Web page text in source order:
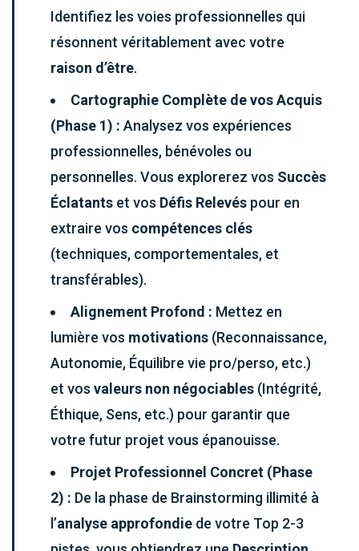
Identifiez les voies professionnelles qui
résonnent véritablement avec votre
raison d’être.
Cartographie Complète de vos Acquis
(Phase 1) : Analysez vos expériences
professionnelles, bénévoles ou
personnelles. Vous explorerez vos Succès
Éclatants et vos Défis Relevés pour en
extraire vos compétences clés
(techniques, comportementales, et
transférables).
Alignement Profond : Mettez en
lumière vos motivations (Reconnaissance,
Autonomie, Équilibre vie pro/perso, etc.)
et vos valeurs non négociables (Intégrité,
Éthique, Sens, etc.) pour garantir que
votre futur projet vous épanouisse.
Projet Professionnel Concret (Phase
2) : De la phase de Brainstorming illimité à
l’analyse approfondie de votre Top 2-3